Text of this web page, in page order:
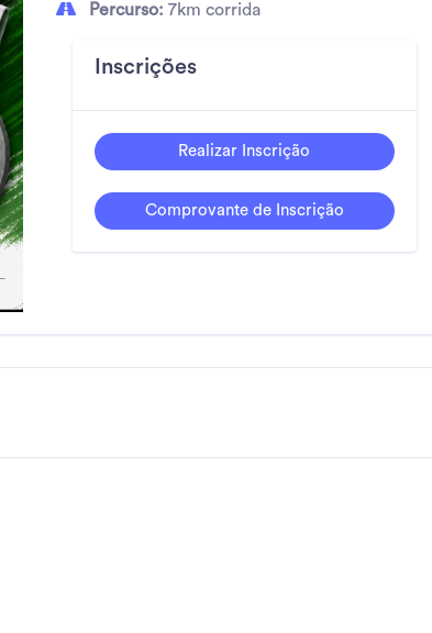
Percurso: 7km corrida
Inscrições
Realizar Inscrição
Comprovante de Inscrição